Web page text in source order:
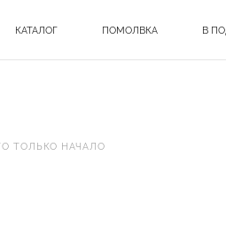
КАТАЛОГ ПОМОЛВКА В
ТОЛЬКО НАЧАЛО